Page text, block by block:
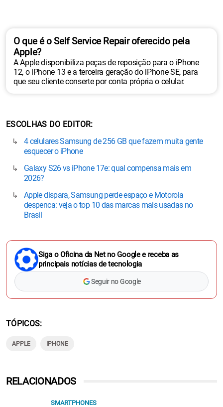
O que é o Self Service Repair oferecido pela
Apple?
A Apple disponibiliza peças de reposição para o iPhone
12, o iPhone 13 e a terceira geração do iPhone SE, para
que seu cliente conserte por conta própria o celular.
ESCOLHAS DO EDITOR
4 celulares Samsung de 256 GB que fazem muita gente
esquecer o iPhone
Galaxy S26 vs iPhone 17e: qual compensa mais em
2026?
Apple dispara, Samsung perde espaço e Motorola
despenca: veja o top 10 das marcas mais usadas no
Brasil
Siga o Oficina da Net no Google e receba as
principais notícias de tecnologia
Seguir no Google
TÓPICOS
APPLE IPHONE
RELACIONADOS
SMARTPHONES